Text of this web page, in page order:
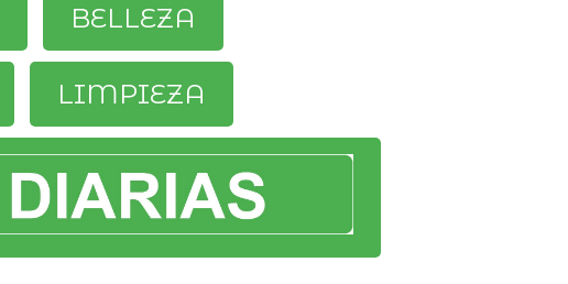
BELLEZA
LIMPIEZA